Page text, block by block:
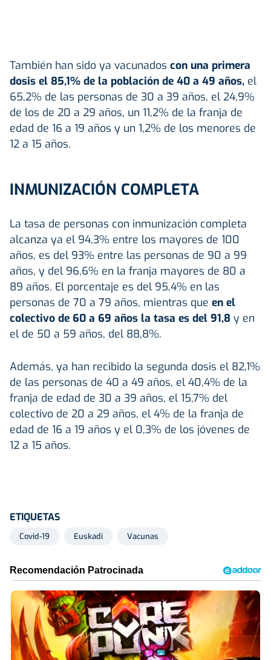
También han sido ya vacunados con una primera
dosis el 85,1% de la población de 40 a 49 años, el
65,2% de las personas de 30 a 39 años, el 24,9%
de los de 20 a 29 años, un 11,2% de la franja de
edad de 16 a 19 años y un 1,2% de los menores de
12 a 15 años.
INMUNIZACIÓN COMPLETA
La tasa de personas con inmunización completa
alcanza ya el 94,3% entre los mayores de 100
años, es del 93% entre las personas de 90 a 99
años, y del 96,6% en la franja mayores de 80 a
89 años. El porcentaje es del 95,4% en las
personas de 70 a 79 años, mientras que en el
colectivo de 60 a 69 años la tasa es del 91,8 y en
el de 50 a 59 años, del 88,8%.
Además, ya han recibido la segunda dosis el 82,1%
de las personas de 40 a 49 años, el 40,4% de la
franja de edad de 30 a 39 años, el 15,7% del
colectivo de 20 a 29 años, el 4% de la franja de
edad de 16 a 19 años y el 0,3% de los jóvenes de
12 a 15 años.
ETIQUETAS
Covid-19 Euskadi Vacunas